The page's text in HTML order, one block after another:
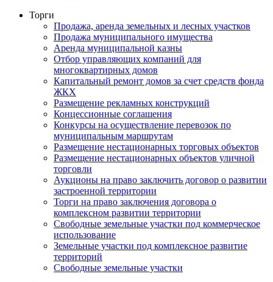
Торги
Продажа, аренда земельных и лесных участков
Продажа муниципального имущества
Аренда муниципальной казны
Отбор управляющих компаний для
многоквартирных домов
Капитальный ремонт домов за счет средств фонда
ЖКХ
Размещение рекламных конструкций
Концессионные соглашения
Конкурсы на осуществление перевозок по
муниципальным маршрутам
Размещение нестационарных торговых объектов
Размещение нестационарных объектов уличной
торговли
Аукционы на право заключить договор о развитии
застроенной территории
Торги на право заключения договора о
комплексном развитии территории
Свободные земельные участки под коммерческое
использование
Земельные участки под комплексное развитие
территорий
Свободные земельные участки